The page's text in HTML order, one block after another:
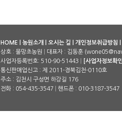
HOME 농원소개 오시는 길 개인정보취급방침
상호 : 물망초농원
대표자 : 김동훈
사업자등록번호: 510-90-51443
[사업자정보확
통신판매업신고 : 제 2011-경북김천-0110호
주소 : 김천시 구성면 하강길 176
전화 : 054-435-3547
핸드폰 : 010-3187-3547